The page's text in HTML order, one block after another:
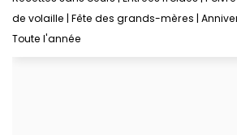
de volaille Fête des grands-mères
Toute l'année